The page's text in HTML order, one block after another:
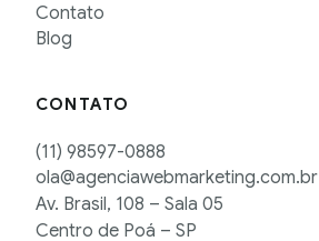
Contato
Blog
CONTATO
(11) 98597-0888
ola@agenciawebmarketing.com.br
Av. Brasil, 108 – Sala 05
Centro de Poá – SP